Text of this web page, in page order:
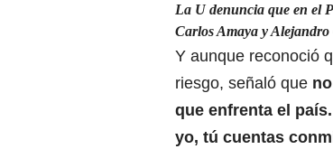
La U denuncia que en el
Carlos Amaya y
Y aunque reconoció
riesgo, señaló que
que enfrenta el país.
yo, tú cuentas